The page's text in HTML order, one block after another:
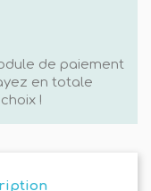
de paiement
en totale
!